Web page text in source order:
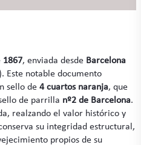
1867, enviada desde Barcelona
Este notable documento
sello de 4 cuartos naranja, que
de parrilla nº2 de Barcelona.
realzando el valor histórico y
su integridad estructural,
propios de su